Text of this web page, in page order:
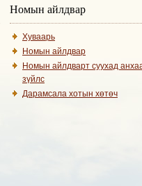
Номын айлдвар
Хуваарь
Номын айлдвар
Номын айлдварт суухад
зүйлс
Дарамсала хотын хөтөч